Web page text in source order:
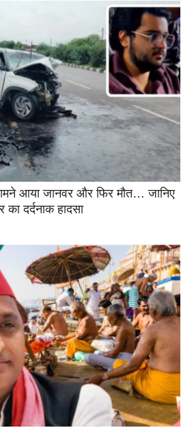
आया जानवर और फिर मौत… जानिए
दर्दनाक हादसा